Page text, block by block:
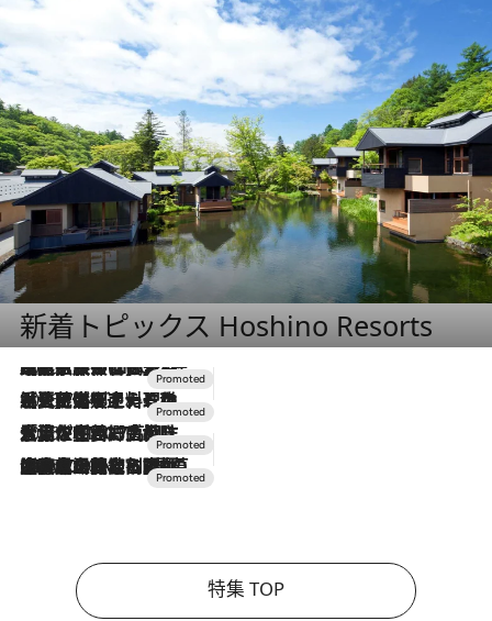
新着トピックス Hoshino Resorts
2026.7.31
【ホテル帰省】という選択肢をOMOが提案。家族とほどよい距離を保つには「昼は実家、夜は気兼ねなくホテルで！」
2026.7.24
【夏限定ディナーコース】旬を迎える稚鮎や花ズッキーニなどをイタリア・トスカーナの郷土料理の手法で満喫！
2026.7.17
「土佐和ハーブかき氷」がOMO7高知に登場！生姜、山椒、大葉など目にも舌にも涼を呼ぶ郷土の味
2026.7.10
NEW OPEN！【界 草津】名湯の地に誕生。趣の異なる2種の温泉と上州ならではの会席・蕎麦割烹など美食を味わう究極の癒やし旅
特集 TOP